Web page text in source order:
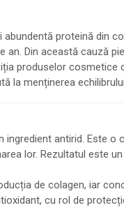
proteină din
Din această cauză
produselor
la menținerea
antirid. Este
lor. Rezultatul este
de colagen, iar
cu rol de